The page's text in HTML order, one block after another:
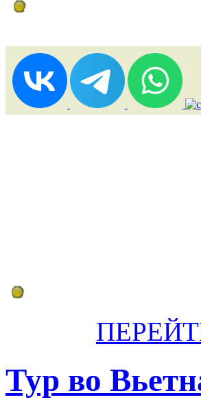
Дистанционное бронирование туров
Тур во